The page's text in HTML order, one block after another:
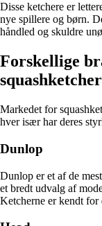
Disse ketchere er
nye spillere og børn.
håndled og skuldre
Forskellige
Markedet for
hver især har deres
Dunlop
Dunlop er et af de
et bredt udvalg af
Ketcherne er kendt for